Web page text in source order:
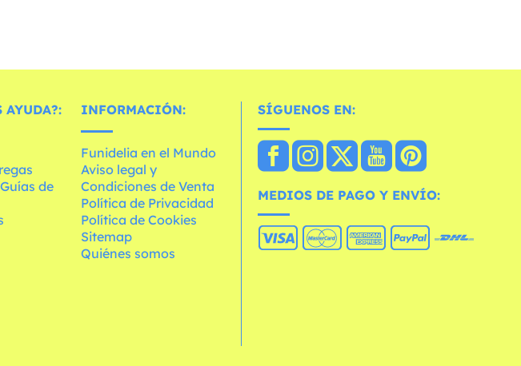
AYUDA?:
de
INFORMACIÓN:
Funidelia en el Mundo
Aviso legal y
Condiciones de Venta
Política de Privacidad
Política de Cookies
Sitemap
Quiénes somos
SÍGUENOS EN:
MEDIOS DE PAGO Y ENVÍO: